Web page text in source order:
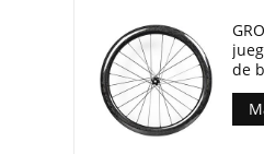
de